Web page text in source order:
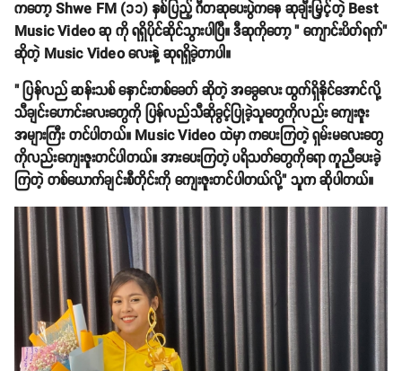
ကတော့ Shwe FM (၁၁) နှစ်ပြည့် ဂီတဆုပေးပွဲကနေ ဆုချီးမြှင့်တဲ့ Best
Music Video ဆု ကို ရရှိပိုင်ဆိုင်သွားပါပြီ။ ဒီဆုကိုတော့ " ကျောင်းပိတ်ရက်"
ဆိုတဲ့ Music Video လေးနဲ့ ဆုရရှိခဲ့တာပါ။
" ပြန်လည် ဆန်းသစ် နှောင်းတစ်ခေတ် ဆိုတဲ့ အခွေလေး ထွက်ရှိနိုင်အောင်လို့
သီချင်းဟောင်းလေးတွေကို ပြန်လည်သီဆိုခွင့်ပြုခဲ့သူတွေကိုလည်း ကျေးဇူး
အများကြီး တင်ပါတယ်။ Music Video ထဲမှာ ကပေးကြတဲ့ ရှမ်းမလေးတွေ
ကိုလည်းကျေးဇူးတင်ပါတယ်။ အားပေးကြတဲ့ ပရိသတ်တွေကိုရော ကူညီပေးခဲ့
ကြတဲ့ တစ်ယောက်ချင်းစီတိုင်းကို ကျေးဇူးတင်ပါတယ်လို့" သူက ဆိုပါတယ်။